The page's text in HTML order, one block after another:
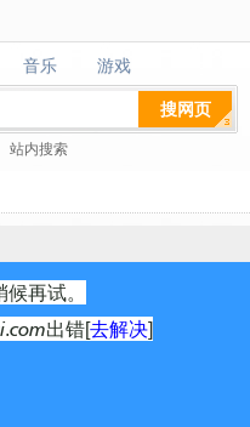
音乐
音乐 游戏
游戏
搜网页
站内搜索